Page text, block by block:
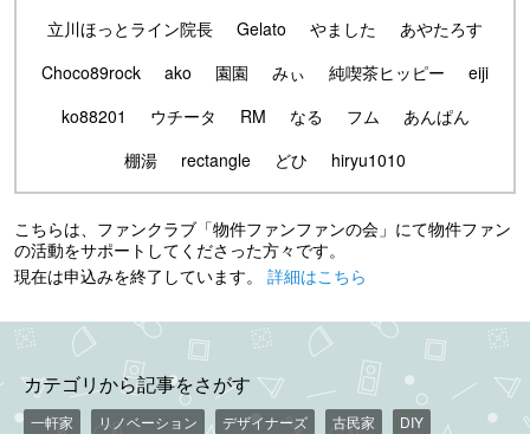
立川ほっとライン院長
Gelato やました
あやたろす
Choco89rock
ako 園園 みぃ 純喫茶ヒッピー
eiji
ko88201
ウチータ RM なる フム
あんぱん
棚湯
rectangle どひ hiryu1010
こちらは、ファンクラブ「物件ファンファンの会」にて物件ファン
の活動をサポートしてくださった方々です。
現在は申込みを終了しています。 詳細はこちら
カテゴリから記事をさがす
一軒家 リノベーション デザイナーズ 古民家
DIY